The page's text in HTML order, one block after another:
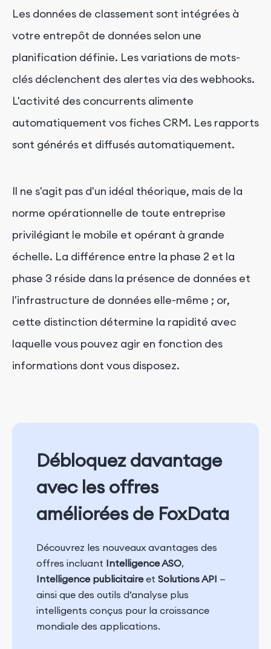
Les données de classement sont intégrées à
votre entrepôt de données selon une
planification définie. Les variations de mots-
clés déclenchent des alertes via des webhooks.
L'activité des concurrents alimente
automatiquement vos fiches CRM. Les rapports
sont générés et diffusés automatiquement.
Il ne s'agit pas d'un idéal théorique, mais de la
norme opérationnelle de toute entreprise
privilégiant le mobile et opérant à grande
échelle. La différence entre la phase 2 et la
phase 3 réside dans la présence de données et
l'infrastructure de données elle-même ; or,
cette distinction détermine la rapidité avec
laquelle vous pouvez agir en fonction des
informations dont vous disposez.
Débloquez davantage
avec les offres
améliorées de FoxData
Découvrez les nouveaux avantages des
offres incluant Intelligence ASO,
Intelligence publicitaireet Solutions API —
ainsi que des outils d’analyse plus
intelligents conçus pour la croissance
mondiale des applications.